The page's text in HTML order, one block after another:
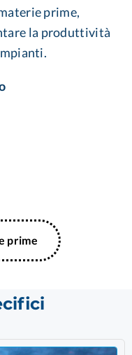
prime,
la produttività
prime